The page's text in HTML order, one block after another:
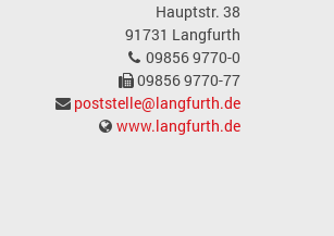
Hauptstr. 38
91731 Langfurth
09856 9770-0
09856 9770-77
poststelle@langfurth.de
www.langfurth.de